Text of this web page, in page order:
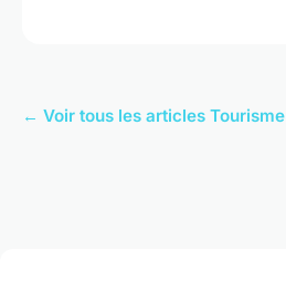
← Voir tous les articles Tourisme